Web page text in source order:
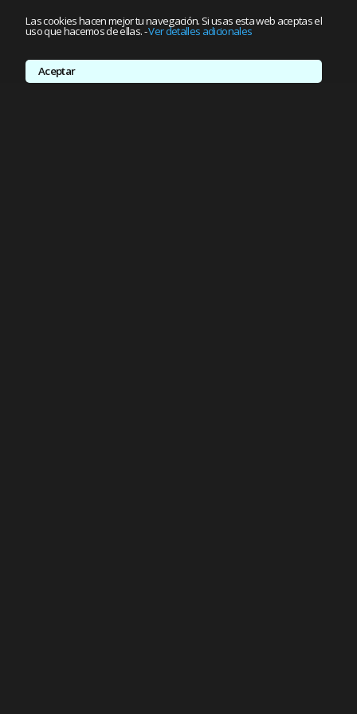
Las cookies hacen mejor tu navegación. Si usas esta web aceptas el
uso que hacemos de ellas.-Ver detalles adicionales
Aceptar